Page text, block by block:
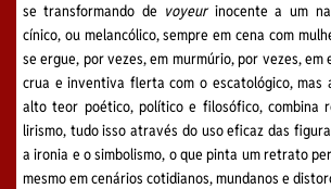
se transformando de voyeurinocente a um
cínico, ou melancólico, sempre em cena com
se ergue, por vezes, em murmúrio, por vezes, em
crua e inventiva flerta com o escatológico, mas
alto teor poético, político e filosófico, combina
lirismo, tudo isso através do uso eficaz das
a ironia e o simbolismo, o que pinta um retrato
mesmo em cenários cotidianos, mundanos e